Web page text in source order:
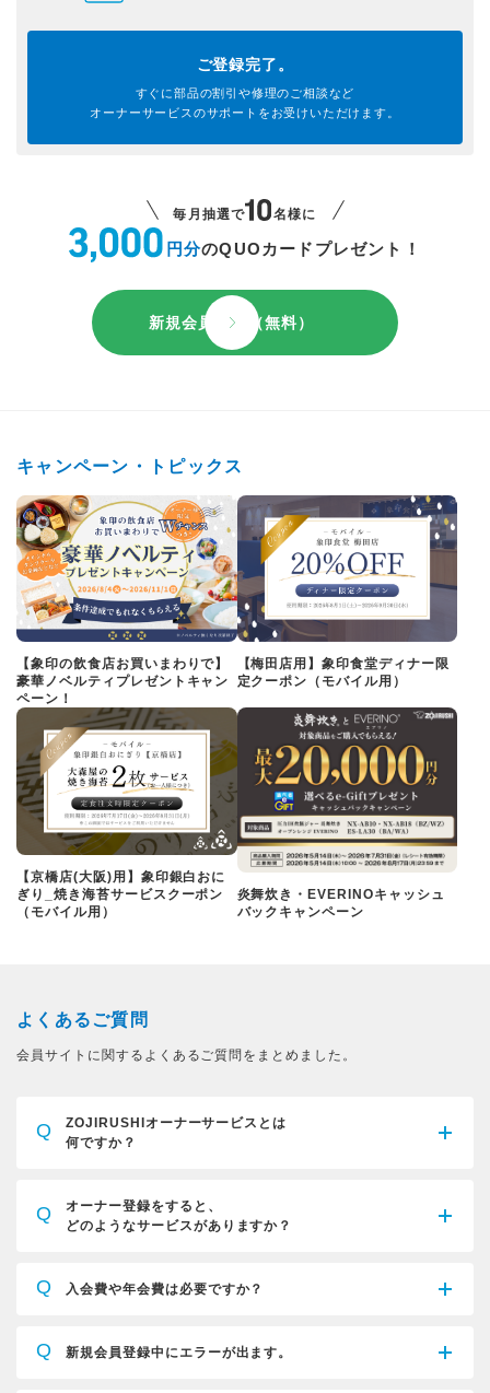
ご登録完了。
すぐに部品の割引や修理のご相談など
オーナーサービスのサポートを お受けいただけます。
毎月抽選で 名様に
円分のQUOカードプレゼント！
新規会員登録（無料）
キャンペーン・トピックス
【象印の飲食店お買いまわりで】
豪華ノベルティプレゼントキャン
ペーン！
【梅田店用】象印食堂ディナー限
定クーポン（モバイル用）
【京橋店(大阪)用】象印銀白おに
ぎり_焼き海苔サービスクーポン
（モバイル用）
炎舞炊き・EVERINOキャッシュ
バックキャンペーン
よくあるご質問
会員サイトに関するよくあるご質問をまとめました。
Q
ZOJIRUSHIオーナーサービスとは
何ですか？
Q
オーナー登録をすると、
どのようなサービスがありますか？
Q 入会費や年会費は必要ですか？
Q 新規会員登録中にエラーが出ます。